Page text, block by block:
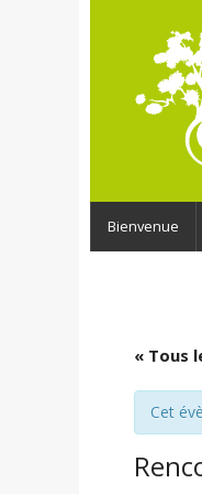
Bienvenue
« Tous
Cet